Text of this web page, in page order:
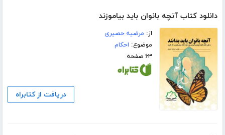
دانلود کتاب آنچه بانوان باید بیاموزند
از: مرضیه حصیری
موضوع: احکام
۶۳ صفحه
دریافت از کتابراه